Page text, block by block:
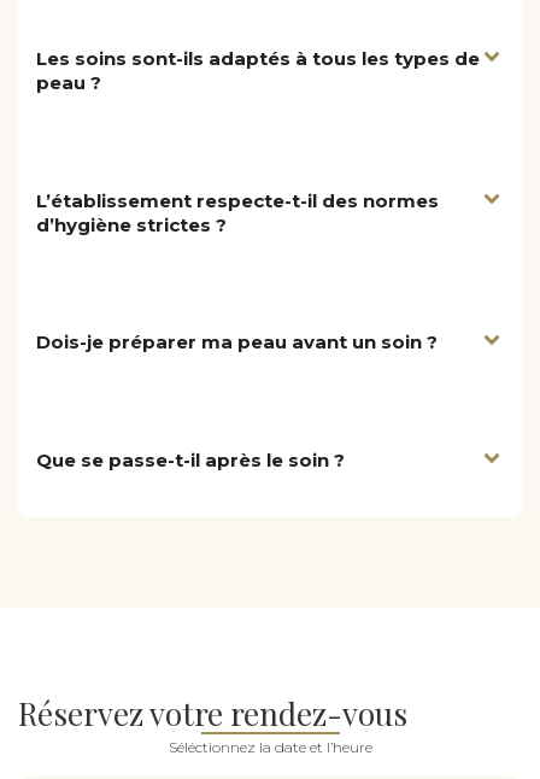
Les soins sont-ils adaptés à tous les types de
peau ?
L’établissement respecte-t-il des normes
d’hygiène strictes ?
Dois-je préparer ma peau avant un soin ?
Que se passe-t-il après le soin ?
Réservez votre rendez-vous
Séléctionnez la date et l’heure